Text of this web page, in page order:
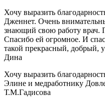
Хочу выразить
Дженнет. Очень
знающий свою работу врач.
Спасибо ей огромное. И
такой прекрасный, добрый,
Дина
Хочу выразить
Элине и медработнику
Т.М.Гадисова